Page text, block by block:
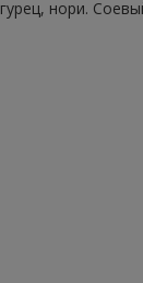
нори.